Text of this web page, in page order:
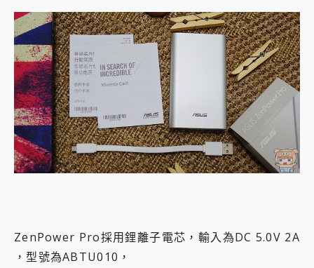
ZenPower Pro採用鋰離子電芯，輸入為DC 5.0V 2A
，型號為ABTU010，